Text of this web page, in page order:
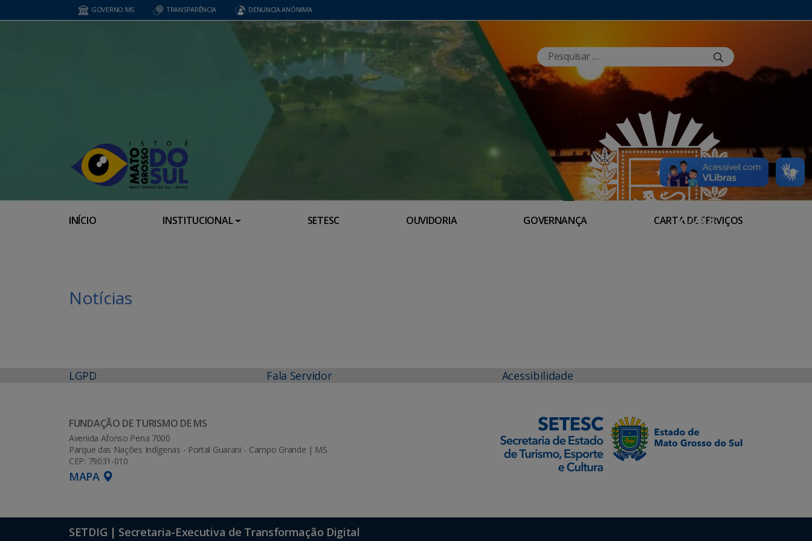
GOVERNO MS TRANSPARÊNCIA DENUNCIA ANÔNIMA
INÍCIO INSTITUCIONAL SETESC OUVIDORIA GOVERNANÇA CARTA DE SERVIÇOS
Notícias
LGPD Fala Servidor Acessibilidade
FUNDAÇÃO DE TURISMO DE MS
Avenida Afonso Pena 7000
Parque das Nações Indígenas - Portal Guarani - Campo Grande | MS
CEP: 79031-010
MAPA
SETDIG | Secretaria-Executiva de Transformação Digital